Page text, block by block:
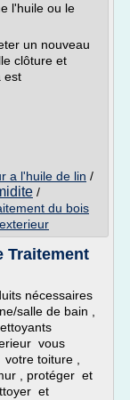
l'huile ou le
un nouveau
clôture et
est
a l'huile de lin /
/
du bois
Traitement
nécessaires
salle de bain ,
vous
toiture ,
, protéger et
et